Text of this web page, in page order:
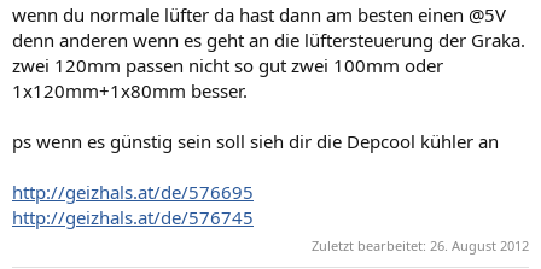
wenn du normale lüfter da hast dann am besten einen @5V
denn anderen wenn es geht an die lüftersteuerung der Graka.
zwei 120mm passen nicht so gut zwei 100mm oder
1x120mm+1x80mm besser.
ps wenn es günstig sein soll sieh dir die Depcool kühler an
http://geizhals.at/de/576695
http://geizhals.at/de/576745
Zuletzt bearbeitet: 26. August 2012